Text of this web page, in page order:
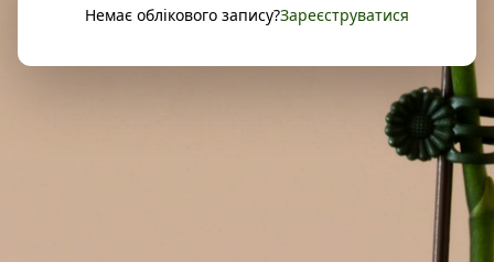
Немає облікового запису?Зареєструватися